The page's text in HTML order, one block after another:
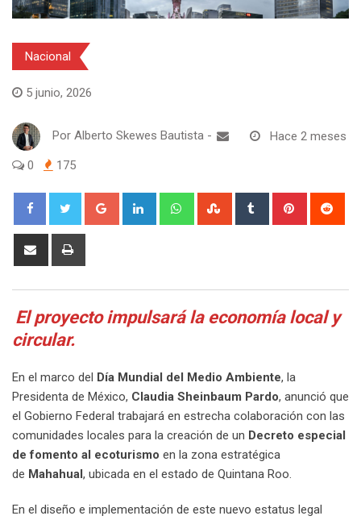
Nacional
5 junio, 2026
Por Alberto Skewes Bautista - Hace 2 meses
0 175
Google+ LinkedIn WhatsappStumbleUpon
Tumblr Pinterest
Share
El proyecto impulsará la economía local y
circular.
En el marco del Día Mundial del Medio Ambiente, la
Presidenta de México, Claudia Sheinbaum Pardo, anunció que
el Gobierno Federal trabajará en estrecha colaboración con las
comunidades locales para la creación de un Decreto especial
de fomento al ecoturismo en la zona estratégica
de Mahahual, ubicada en el estado de Quintana Roo.
En el diseño e implementación de este nuevo estatus legal